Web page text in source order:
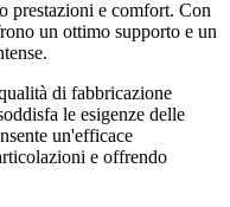
prestazioni e comfort. Con
un ottimo supporto e un
di fabbricazione
le esigenze delle
un'efficace
e offrendo